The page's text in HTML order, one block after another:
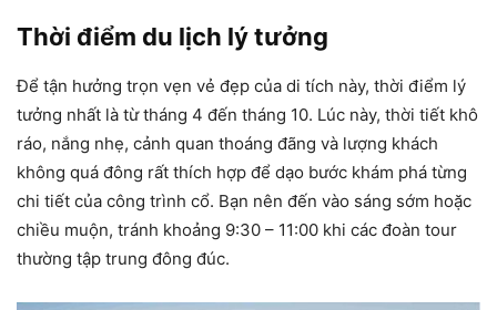
Thời điểm du lịch lý tưởng
Để tận hưởng trọn vẹn vẻ đẹp của di tích này, thời điểm lý
tưởng nhất là từ tháng 4 đến tháng 10. Lúc này, thời tiết khô
ráo, nắng nhẹ, cảnh quan thoáng đãng và lượng khách
không quá đông rất thích hợp để dạo bước khám phá từng
chi tiết của công trình cổ. Bạn nên đến vào sáng sớm hoặc
chiều muộn, tránh khoảng 9:30 – 11:00 khi các đoàn tour
thường tập trung đông đúc.